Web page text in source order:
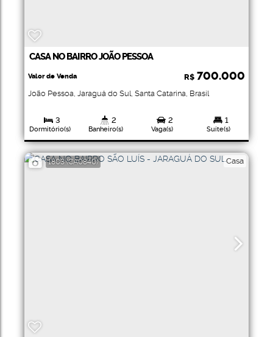
CASA NO BAIRRO JOÃO PESSOA
R$ 700.000
Valor de Venda
João Pessoa, Jaraguá do Sul, Santa Catarina, Brasil
3
Dormitório(s)
2
Banheiro(s)
1
Suíte(s)
120.00m²
2
Vaga(s)
480.00m²
1803 (CA0840) Casa